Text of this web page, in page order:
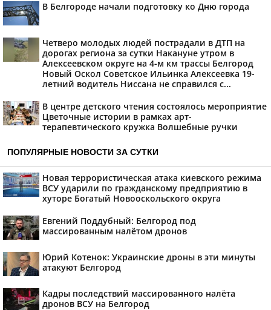
В Белгороде начали подготовку ко Дню города
Четверо молодых людей пострадали в ДТП на
дорогах региона за сутки Накануне утром в
Алексеевском округе на 4-м км трассы Белгород
Новый Оскол Советское Ильинка Алексеевка 19-
летний водитель Ниссана не справился с...
В центре детского чтения состоялось мероприятие
Цветочные истории в рамках арт-
терапевтического кружка Волшебные ручки
ПОПУЛЯРНЫЕ НОВОСТИ ЗА СУТКИ
Новая террористическая атака киевского режима
ВСУ ударили по гражданскому предприятию в
хуторе Богатый Новооскольского округа
Евгений Поддубный: Белгород под
массированным налётом дронов
Юрий Котенок: Украинские дроны в эти минуты
атакуют Белгород
Кадры последствий массированного налёта
дронов ВСУ на Белгород